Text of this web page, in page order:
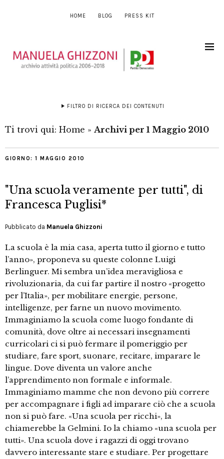
HOME BLOG PRESS KIT
FILTRO DI RICERCA DEI CONTENUTI
Ti trovi qui: Home » Archivi per 1 Maggio 2010
GIORNO: 1 MAGGIO 2010
"Una scuola veramente per tutti", di
Francesca Puglisi*
Pubblicato da Manuela Ghizzoni
La scuola è la mia casa, aperta tutto il giorno e tutto
l’anno», proponeva su queste colonne Luigi
Berlinguer. Mi sembra un’idea meravigliosa e
rivoluzionaria, da cui far partire il nostro «progetto
per l’Italia», per mobilitare energie, persone,
intelligenze, per farne un nuovo movimento.
Immaginiamo la scuola come luogo fondante di
comunità, dove oltre ai necessari insegnamenti
curricolari ci si può fermare il pomeriggio per
studiare, fare sport, suonare, recitare, imparare le
lingue. Dove diventa un valore anche
l’apprendimento non formale e informale.
Immaginiamo mamme che non devono più correre
per accompagnare i figli ad imparare ciò che a scuola
non si può fare. «Una scuola per ricchi», la
chiamerebbe la Gelmini. Io la chiamo «una scuola per
tutti». Una scuola dove i ragazzi di oggi trovano
davvero interessante stare e studiare. Per progettare